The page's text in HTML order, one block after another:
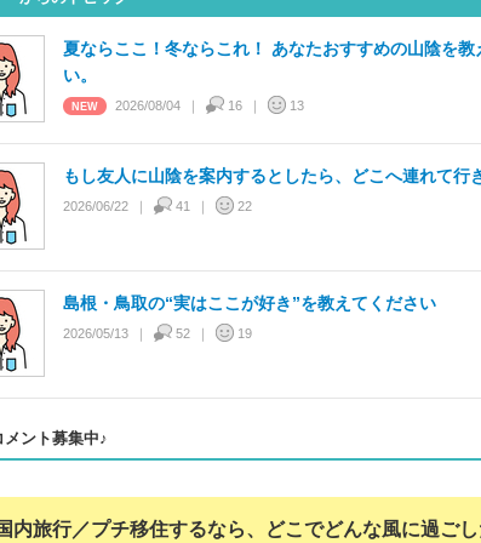
夏ならここ！冬ならこれ！ あなたおすすめの山陰を教
い。
2026/08/04 16 13
もし友人に山陰を案内するとしたら、どこへ連れて行
2026/06/22 41 22
島根・鳥取の“実はここが好き”を教えてください
2026/05/13 52 19
メント募集中♪
内旅行／プチ移住するなら、どこでどんな風に過ごし